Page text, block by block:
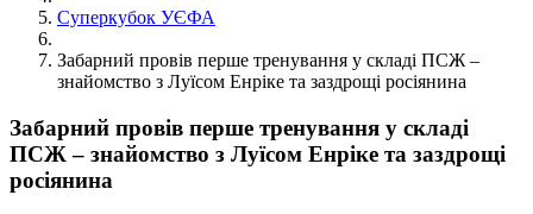
Суперкубок УЄФА
Забарний провів перше тренування у складі ПСЖ –
знайомство з Луїсом Енріке та заздрощі росіянина
Забарний провів перше тренування у складі
ПСЖ – знайомство з Луїсом Енріке та заздрощі
росіянина